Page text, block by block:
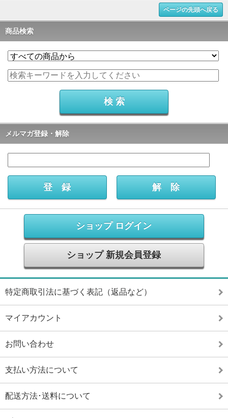
ページの先頭へ戻る
商品検索
メルマガ登録・解除
ショップ ログイン
ショップ 新規会員登録
特定商取引法に基づく表記（返品など）
マイアカウント
お問い合わせ
支払い方法について
配送方法･送料について